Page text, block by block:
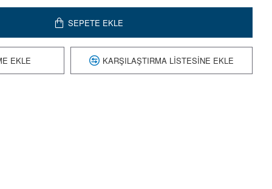
SEPETE EKLE
EKLE KARŞILAŞTIRMA LISTESINE EKLE